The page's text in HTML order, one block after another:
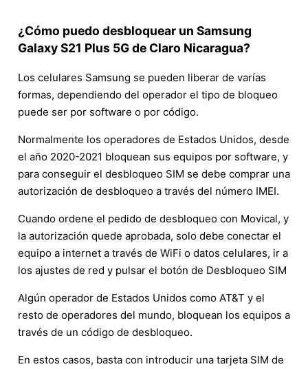
¿Cómo puedo desbloquear un Samsung
Galaxy S21 Plus 5G de Claro Nicaragua?
Los celulares Samsung se pueden liberar de varías
formas, dependiendo del operador el tipo de bloqueo
puede ser por software o por código.
Normalmente los operadores de Estados Unidos, desde
el año 2020-2021 bloquean sus equipos por software, y
para conseguir el desbloqueo SIM se debe comprar una
autorización de desbloqueo a través del número IMEI.
Cuando ordene el pedido de desbloqueo con Movical, y
la autorización quede aprobada, solo debe conectar el
equipo a internet a través de WiFi o datos celulares, ir a
los ajustes de red y pulsar el botón de Desbloqueo SIM
Algún operador de Estados Unidos como AT&T y el
resto de operadores del mundo, bloquean los equipos a
través de un código de desbloqueo.
En estos casos, basta con introducir una tarjeta SIM de